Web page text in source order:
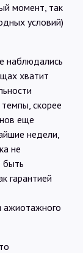
момент, так
условий)
наблюдались
хватит
скорее
еще
недели,
не
быть
гарантией
ажиотажного